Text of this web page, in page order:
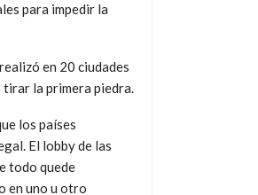
para impedir la
en 20 ciudades
tirar la primera piedra.
los países
El lobby de las
todo quede
en uno u otro